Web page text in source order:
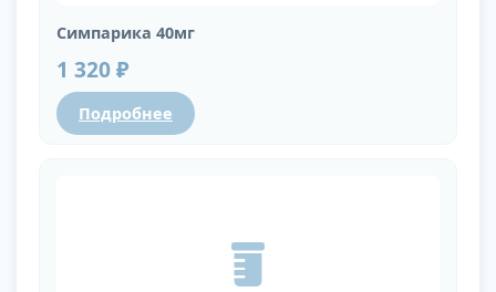
Симпарика 40мг
1 320 ₽
Подробнее